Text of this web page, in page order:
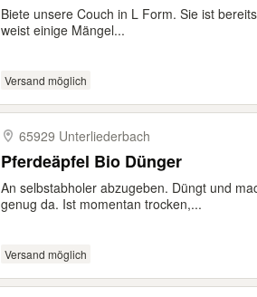
Biete unsere Couch in L Form. Sie ist
weist einige Mängel...
Versand möglich
65929 Unterliederbach
Pferdeäpfel Bio Dünger
An selbstabholer abzugeben. Düngt und
genug da. Ist momentan trocken,...
Versand möglich